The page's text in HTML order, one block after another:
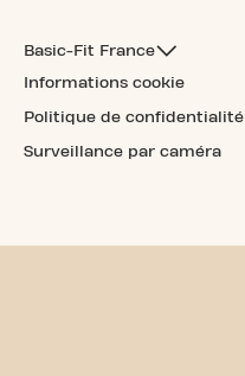
Basic-Fit France
Informations cookie
Politique de confidentialité
Surveillance par caméra